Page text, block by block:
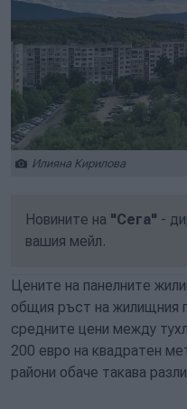
Илияна Кирилова
Новините на "Сега" -
вашия мейл.
Цените на панелните
общия ръст на жилищния
средните цени между
200 евро на квадратен
райони обаче такава